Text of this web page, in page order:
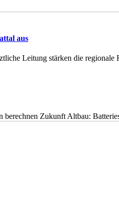
aus
Leitung stärken die
berechnen Zukunft Altbau: